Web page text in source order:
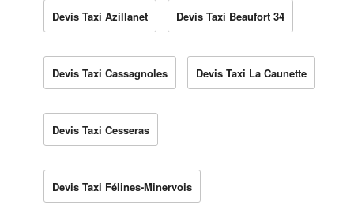
Devis Taxi Azillanet Devis Taxi Beaufort 34
Devis Taxi Cassagnoles Devis Taxi La Caunette
Devis Taxi Cesseras
Devis Taxi Félines-Minervois